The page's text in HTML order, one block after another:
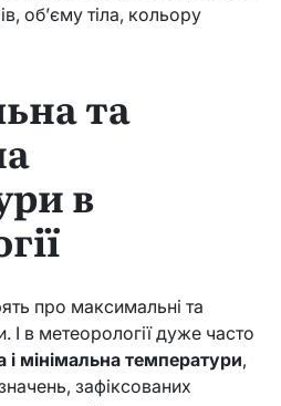
об’єму тіла, кольору
та
в
про максимальні та
І в метеорології дуже часто
мінімальна температури,
зафіксованих